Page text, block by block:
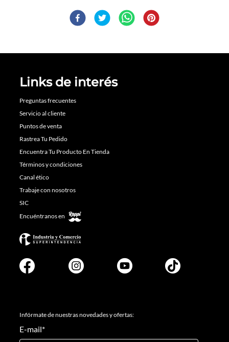
Links de interés
Preguntas frecuentes
Servicio al cliente
Puntos de venta
Rastrea Tu Pedido
Encuentra Tu Producto En Tienda
Términos y condiciones
Canal ético
Trabaje con nosotros
SIC
Encuéntranos en
Infórmate de nuestras novedades y ofertas:
E-mail*